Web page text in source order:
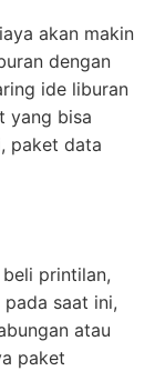
akan makin
dengan
ide liburan
yang bisa
paket data
printilan,
saat ini,
atau
paket